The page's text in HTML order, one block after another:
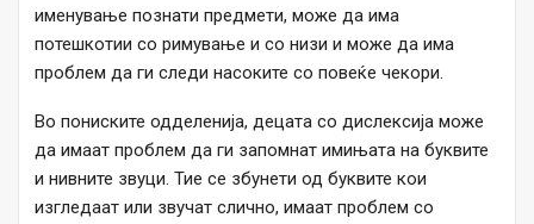
именување познати предмети, може да има
потешкотии со римување и со низи и може да има
проблем да ги следи насоките со повеќе чекори.
Во пониските одделенија, децата со дислексија може
да имаат проблем да ги запомнат имињата на буквите
и нивните звуци. Тие се збунети од буквите кои
изгледаат или звучат слично, имаат проблем со